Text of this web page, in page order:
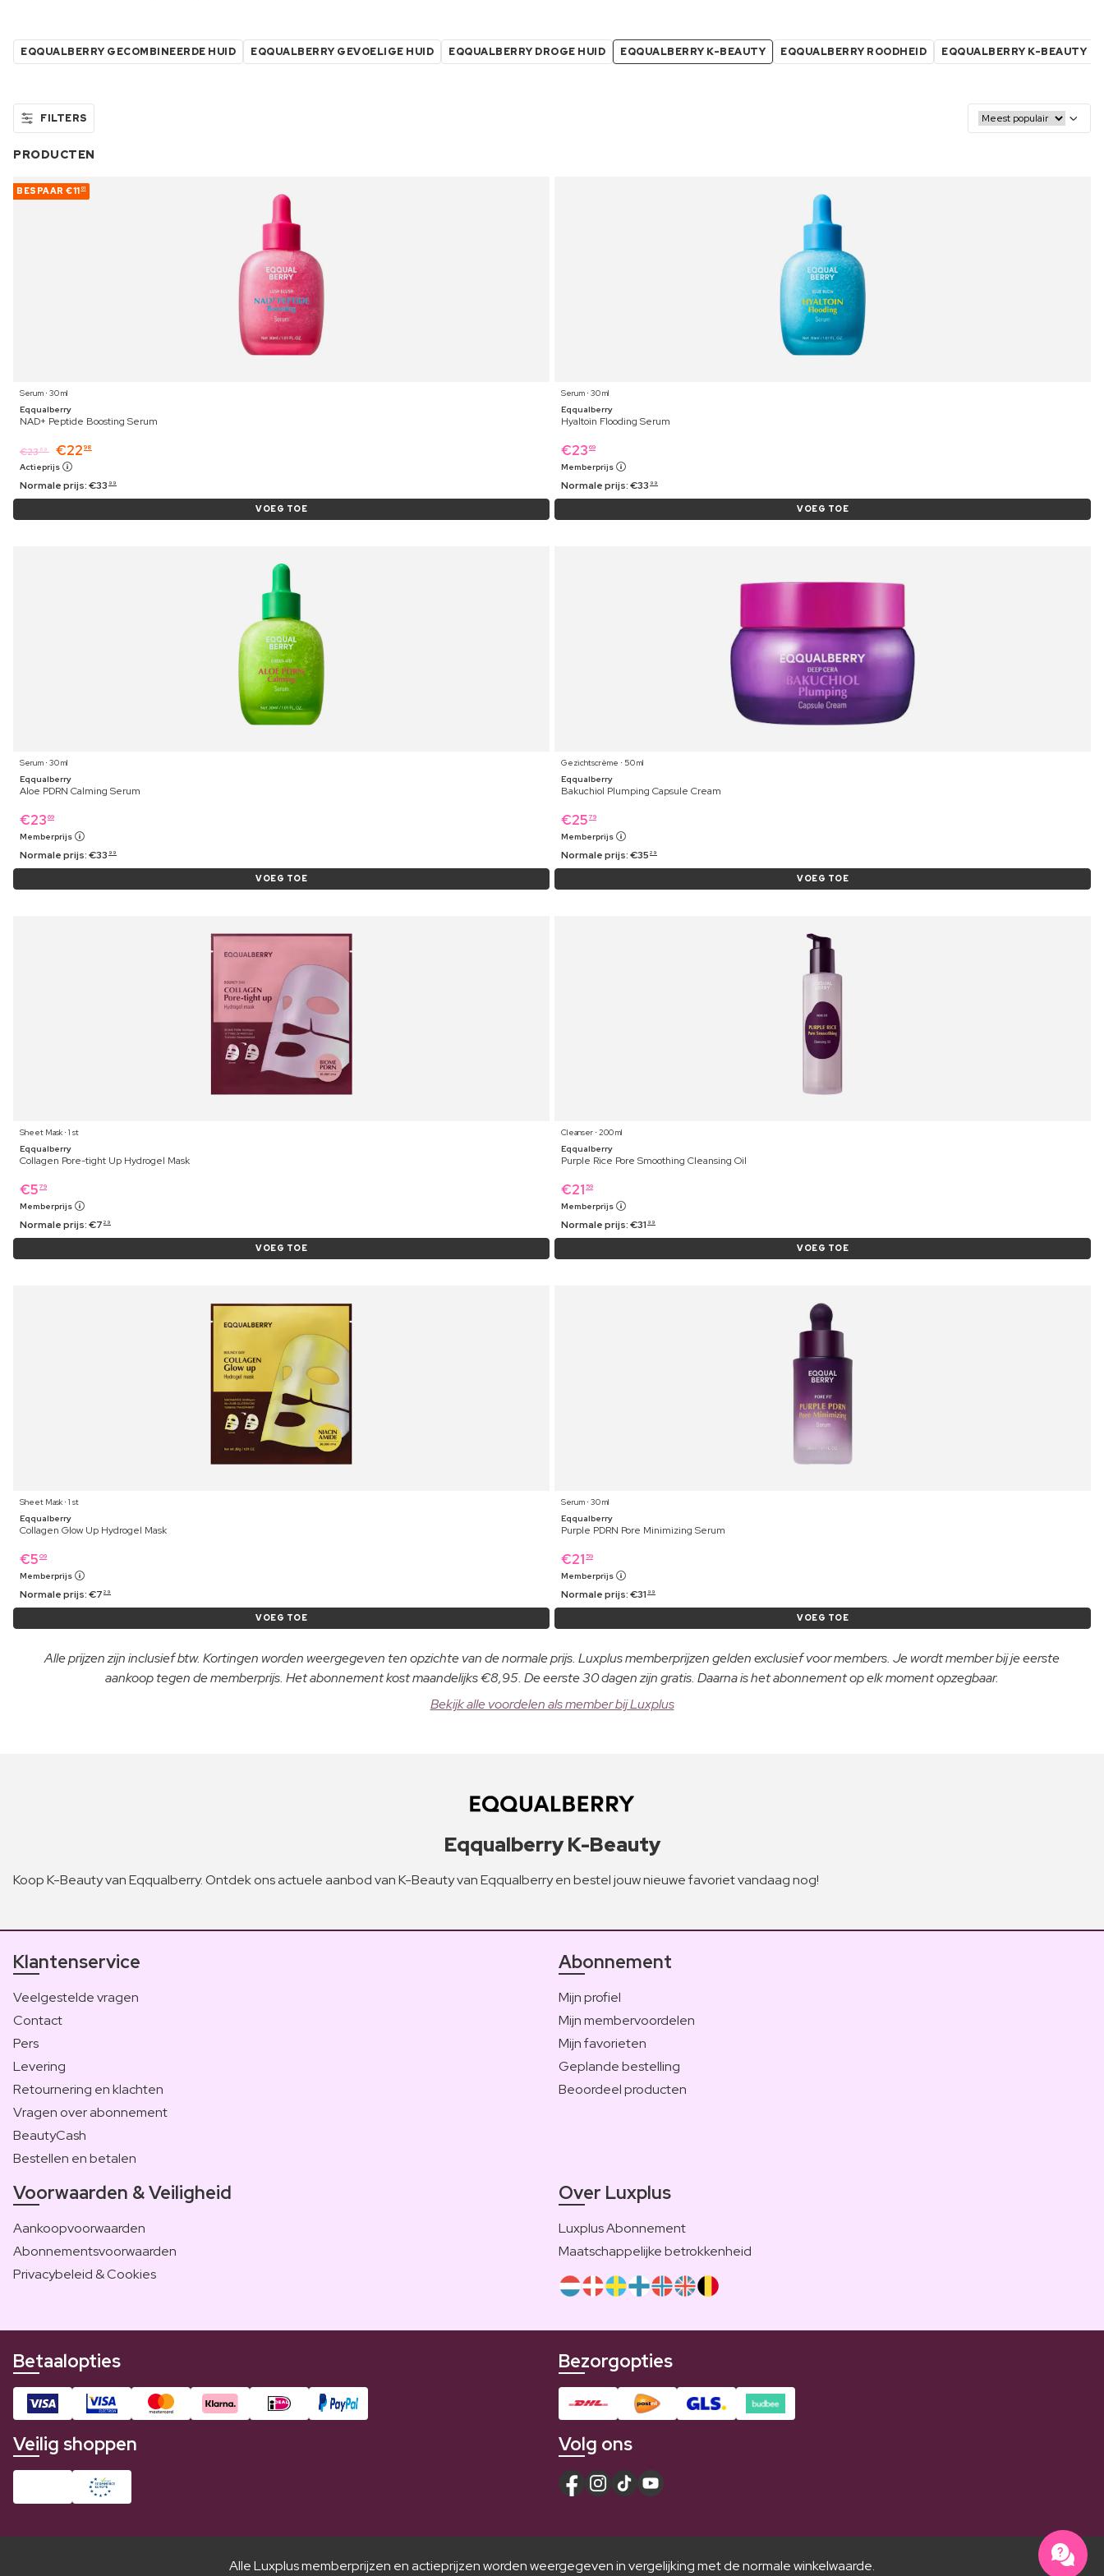
EQQUALBERRY GECOMBINEERDE HUID EQQUALBERRY GEVOELIGE HUID EQQUALBERRY DROGE HUID EQQUALBERRY K-BEAUTY EQQUALBERRY ROODHEID EQQUALBERRY K-BEAUTY
FILTERS
PRODUCTEN
BESPAAR €11 01
Serum ⋅ 30 ml
Eqqualberry
NAD+ Peptide Boosting Serum
€23 69 €22 98
Actieprijs
Normale prijs:€33 99
VOEG TOE
Serum ⋅ 30 ml
Eqqualberry
Hyaltoin Flooding Serum
€23 69
Memberprijs
Normale prijs:€33 99
VOEG TOE
Serum ⋅ 30 ml
Eqqualberry
Aloe PDRN Calming Serum
€23 69
Memberprijs
Normale prijs:€33 99
VOEG TOE
Gezichtscrème ⋅ 50 ml
Eqqualberry
Bakuchiol Plumping Capsule Cream
€25 79
Memberprijs
Normale prijs:€35 29
VOEG TOE
Sheet Mask ⋅ 1 st
Eqqualberry
Collagen Pore-tight Up Hydrogel Mask
€5 79
Memberprijs
Normale prijs:€7 29
VOEG TOE
Cleanser ⋅ 200 ml
Eqqualberry
Purple Rice Pore Smoothing Cleansing Oil
€21 59
Memberprijs
Normale prijs:€31 99
VOEG TOE
Sheet Mask ⋅ 1 st
Eqqualberry
Collagen Glow Up Hydrogel Mask
€5 09
Memberprijs
Normale prijs:€7 29
VOEG TOE
Serum ⋅ 30 ml
Eqqualberry
Purple PDRN Pore Minimizing Serum
€21 59
Memberprijs
Normale prijs:€31 99
VOEG TOE
Alle prijzen zijn inclusief btw. Kortingen worden weergegeven ten opzichte van de normale prijs. Luxplus memberprijzen gelden exclusief voor members. Je wordt member bij je eerste
aankoop tegen de memberprijs. Het abonnement kost maandelijks €8,95. De eerste 30 dagen zijn gratis. Daarna is het abonnement op elk moment opzegbaar.
Bekijk alle voordelen als member bij Luxplus
Eqqualberry K-Beauty
Koop K-Beauty van Eqqualberry. Ontdek ons actuele aanbod van K-Beauty van Eqqualberry en bestel jouw nieuwe favoriet vandaag nog!
Klantenservice
Veelgestelde vragen
Contact
Pers
Levering
Retournering en klachten
Vragen over abonnement
BeautyCash
Bestellen en betalen
Abonnement
Mijn profiel
Mijn membervoordelen
Mijn favorieten
Geplande bestelling
Beoordeel producten
Voorwaarden & Veiligheid
Aankoopvoorwaarden
Abonnementsvoorwaarden
Privacybeleid & Cookies
Over Luxplus
Luxplus Abonnement
Maatschappelijke betrokkenheid
Betaalopties Bezorgopties
Veilig shoppen Volg ons
Alle Luxplus memberprijzen en actieprijzen worden weergegeven in vergelijking met de normale winkelwaarde.